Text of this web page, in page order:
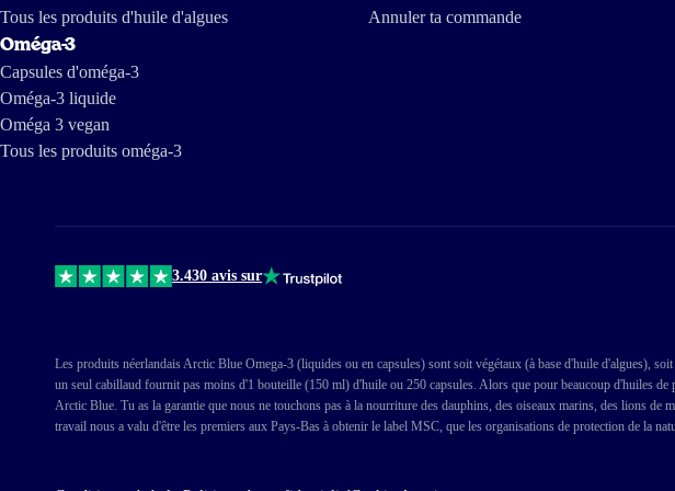
Tous les produits d'huile d'algues
Oméga-3
Capsules d'oméga-3
Oméga-3 liquide
Oméga 3 vegan
Tous les produits oméga-3
Annuler ta commande
3.430 avis sur
Les produits néerlandais Arctic Blue Omega-3 (liquides ou en capsules) sont soit végétaux (à base d'huile d'algues),
un seul cabillaud fournit pas moins d'1 bouteille (150 ml) d'huile ou 250 capsules. Alors que pour beaucoup d'huiles
Arctic Blue. Tu as la garantie que nous ne touchons pas à la nourriture des dauphins, des oiseaux marins, des lions
travail nous a valu d'être les premiers aux Pays-Bas à obtenir le label MSC, que les organisations de protection de la